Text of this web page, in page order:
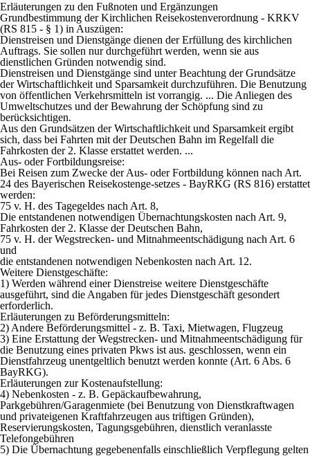
Erläuterungen zu den Fußnoten und Ergänzungen
Grundbestimmung der Kirchlichen Reisekostenverordnung - KRKV
(RS 815 - § 1) in Auszügen:
Dienstreisen und Dienstgänge dienen der Erfüllung des kirchlichen
Auftrags. Sie sollen nur durchgeführt werden, wenn sie aus
dienstlichen Gründen notwendig sind.
Dienstreisen und Dienstgänge sind unter Beachtung der Grundsätze
der Wirtschaftlichkeit und Sparsamkeit durchzuführen. Die Benutzung
von öffentlichen Verkehrsmitteln ist vorrangig. ... Die Anliegen des
Umweltschutzes und der Bewahrung der Schöpfung sind zu
berücksichtigen.
Aus den Grundsätzen der Wirtschaftlichkeit und Sparsamkeit ergibt
sich, dass bei Fahrten mit der Deutschen Bahn im Regelfall die
Fahrkosten der 2. Klasse erstattet werden. ...
Aus- oder Fortbildungsreise:
Bei Reisen zum Zwecke der Aus- oder Fortbildung können nach Art.
24 des Bayerischen Reisekostenge-setzes - BayRKG (RS 816) erstattet
werden:
75 v. H. des Tagegeldes nach Art. 8,
Die entstandenen notwendigen Übernachtungskosten nach Art. 9,
Fahrkosten der 2. Klasse der Deutschen Bahn,
75 v. H. der Wegstrecken- und Mitnahmeentschädigung nach Art. 6
und
die entstandenen notwendigen Nebenkosten nach Art. 12.
Weitere Dienstgeschäfte:
1) Werden während einer Dienstreise weitere Dienstgeschäfte
ausgeführt, sind die Angaben für jedes Dienstgeschäft gesondert
erforderlich.
Erläuterungen zu Beförderungsmitteln:
2) Andere Beförderungsmittel - z. B. Taxi, Mietwagen, Flugzeug
3) Eine Erstattung der Wegstrecken- und Mitnahmeentschädigung für
die Benutzung eines privaten Pkws ist aus. geschlossen, wenn ein
Dienstfahrzeug unentgeltlich benutzt werden konnte (Art. 6 Abs. 6
BayRKG).
Erläuterungen zur Kostenaufstellung:
4) Nebenkosten - z. B. Gepäckaufbewahrung,
Parkgebühren/Garagenmiete (bei Benutzung von Dienstkraftwagen
und privateigenen Kraftfahrzeugen aus triftigen Gründen),
Reservierungskosten, Tagungsgebühren, dienstlich veranlasste
Telefongebühren
5) Die Übernachtung gegebenenfalls einschließlich Verpflegung gelten